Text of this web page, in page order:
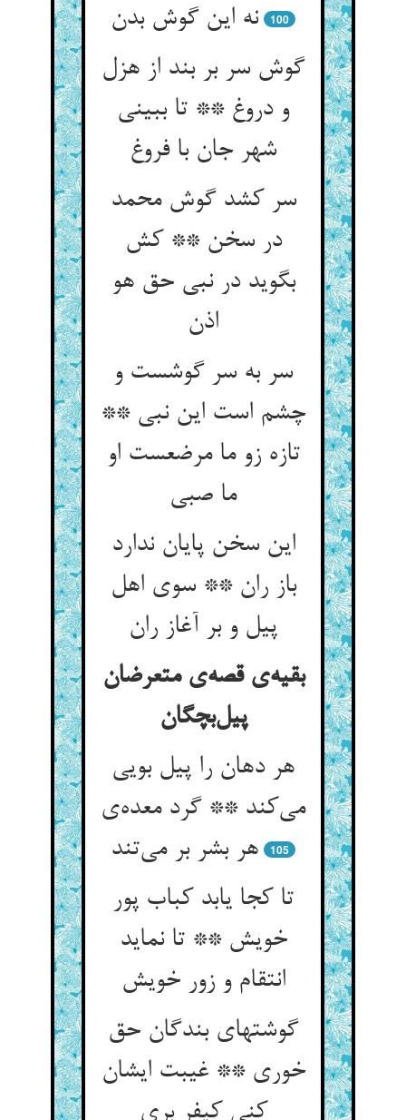
نه این گوش بدن
100
گوش سر بر بند از هزل
و دروغ ** تا ببینی
شهر جان با فروغ
سر کشد گوش محمد
در سخن ** کش
بگوید در نبی حق هو
اذن
سر به سر گوشست و
چشم است این نبی **
تازه زو ما مرضعست او
ما صبی
این سخن پایان ندارد
باز ران ** سوی اهل
پیل و بر آغاز ران
بقیه‌ی قصه‌ی متعرضان
پیل‌بچگان
هر دهان را پیل بویی
می‌کند ** گرد معده‌ی
هر بشر بر می‌تند
105
تا کجا یابد کباب پور
خویش ** تا نماید
انتقام و زور خویش
گوشتهای بندگان حق
خوری ** غیبت ایشان
کنی کیفر بری